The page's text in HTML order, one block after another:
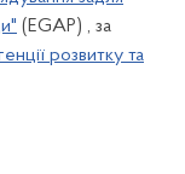
(EGAP) , за
розвитку та